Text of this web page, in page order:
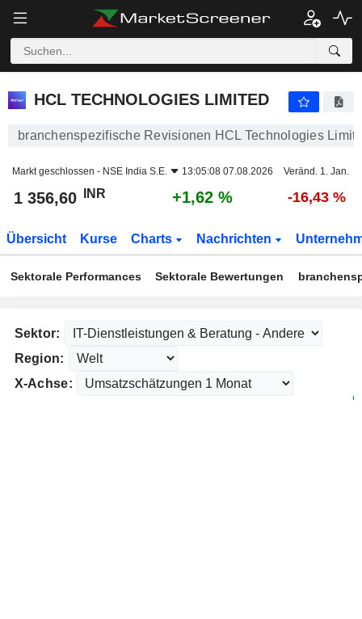
HCL TECHNOLOGIES LIMITED
branchenspezifische Revisionen HCL Technologies
Markt geschlossen - NSE India S.E. 13:05:08 07.08.2026 Veränd. 1. Jan.
1 356,60 INR +1,62 % -16,43 %
Übersicht Kurse Charts Nachrichten
Sektorale Performances Sektorale Bewertungen
Sektor:
Region:
X-Achse: